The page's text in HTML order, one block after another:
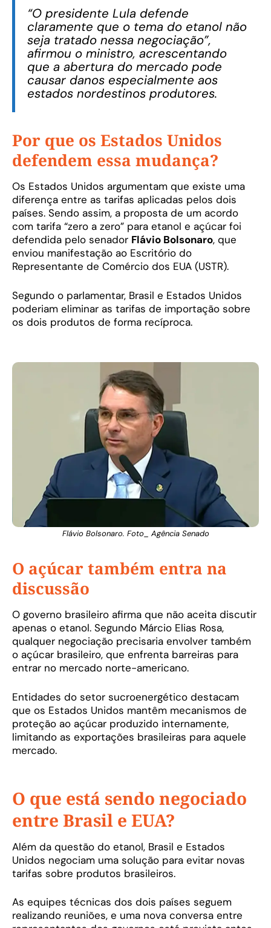
“O presidente Lula defende
claramente que o tema do etanol não
seja tratado nessa negociação”,
afirmou o ministro, acrescentando
que a abertura do mercado pode
causar danos especialmente aos
estados nordestinos produtores.
Por que os Estados Unidos
defendem essa mudança?
Os Estados Unidos argumentam que existe uma
diferença entre as tarifas aplicadas pelos dois
países. Sendo assim, a proposta de um acordo
com tarifa “zero a zero” para etanol e açúcar foi
defendida pelo senador Flávio Bolsonaro, que
enviou manifestação ao Escritório do
Representante de Comércio dos EUA (USTR).
Segundo o parlamentar, Brasil e Estados Unidos
poderiam eliminar as tarifas de importação sobre
os dois produtos de forma recíproca.
Flávio Bolsonaro. Foto_ Agência Senado
O açúcar também entra na
discussão
O governo brasileiro afirma que não aceita discutir
apenas o etanol. Segundo Márcio Elias Rosa,
qualquer negociação precisaria envolver também
o açúcar brasileiro, que enfrenta barreiras para
entrar no mercado norte-americano.
Entidades do setor sucroenergético destacam
que os Estados Unidos mantêm mecanismos de
proteção ao açúcar produzido internamente,
limitando as exportações brasileiras para aquele
mercado.
O que está sendo negociado
entre Brasil e EUA?
Além da questão do etanol, Brasil e Estados
Unidos negociam uma solução para evitar novas
tarifas sobre produtos brasileiros.
As equipes técnicas dos dois países seguem
realizando reuniões, e uma nova conversa entre